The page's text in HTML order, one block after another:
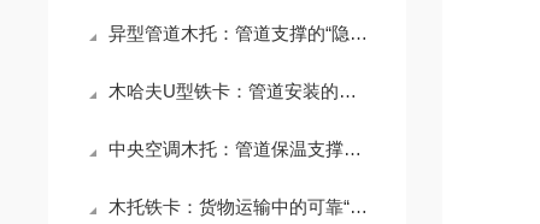
异型管道木托：管道支撑的“隐形守护者”
木哈夫U型铁卡：管道安装的固定连接件
中央空调木托：管道保温支撑的配件
木托铁卡：货物运输中的可靠“搭档”